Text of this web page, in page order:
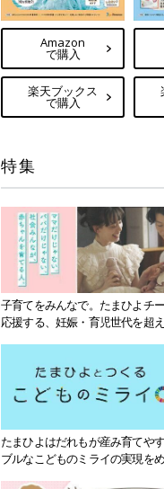
Amazon
で購入
楽天ブックス
で購入
特集
子育てをみんなで。たまひよチ
応援する、妊娠・育児世代を超
たまひよはだれもが産み育てや
ブルなこどものミライの実現を